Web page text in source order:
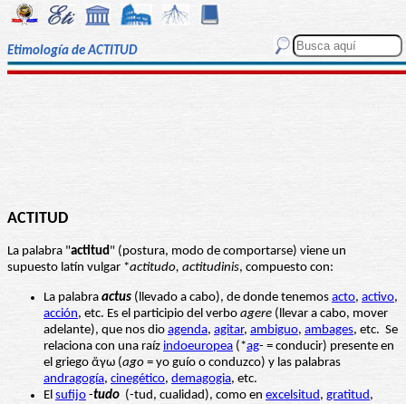
Etimología de ACTITUD
ACTITUD
La palabra "actitud" (postura, modo de comportarse) viene un
supuesto latín vulgar *actitudo, actitudinis, compuesto con:
La palabra actus (llevado a cabo), de donde tenemos acto, activo,
acción, etc. Es el participio del verbo agere (llevar a cabo, mover
adelante), que nos dio agenda, agitar, ambiguo, ambages, etc. Se
relaciona con una raíz indoeuropea (*ag- = conducir) presente en
el griego ἄγω (ago = yo guío o conduzco) y las palabras
andragogía, cinegético, demagogia, etc.
El sufijo -tudo (-tud, cualidad), como en excelsitud, gratitud,